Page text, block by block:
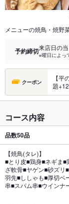
メニューの焼鳥・焼野
予約締切来店日の
※曜日によっ
クーポン
【
題
コース内容
品数50品
【焼鳥(タレ)】
■とり皮■鶏身■ネギま■
ざ軟骨■ヤゲン■砂ズリ
羽先■ししゃも■厚切ベ
串■スパム串■ウインナ